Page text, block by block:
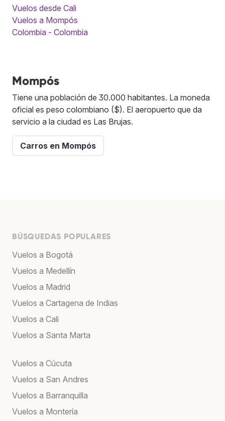
Vuelos desde Cali
Vuelos a Mompós
Colombia - Colombia
Mompós
Tiene una población de 30.000 habitantes. La moneda
oficial es peso colombiano ($). El aeropuerto que da
servicio a la ciudad es Las Brujas.
Carros en Mompós
BÚSQUEDAS POPULARES
Vuelos a Bogotá
Vuelos a Medellín
Vuelos a Madrid
Vuelos a Cartagena de Indias
Vuelos a Cali
Vuelos a Santa Marta
Vuelos a Cúcuta
Vuelos a San Andres
Vuelos a Barranquilla
Vuelos a Montería